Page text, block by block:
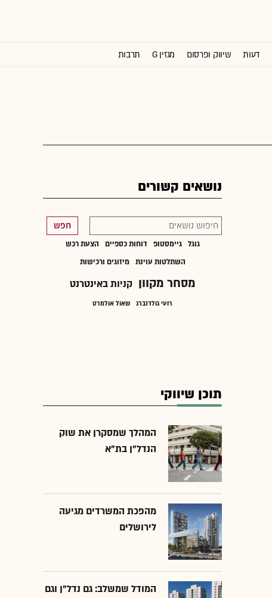
דעות שיווק ופרסום מגזין G תרבות
נושאים קשורים
חפש
גוגל גיימסטופ דוחות כספיים
הצעת רכש
השתלטות עוינת
מיזוגים ורכישות
מסחר מקוון קניות באינטרנט
רועי גולדנברג שאול אולמרט
תוכן שיווקי
המהלך שמסקרן את שוק
הנדל"ן בת"א
מהפכת המשרדים מגיעה
לירושלים
המודל שמשלב: גם נדל"ן וגם